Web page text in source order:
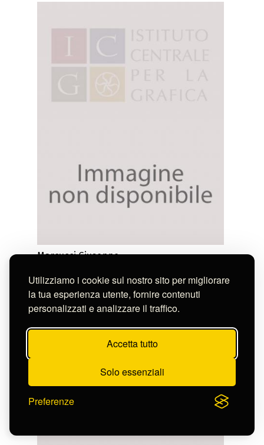
Utilizziamo i cookie sul nostro sito per migliorare
la tua esperienza utente, fornire contenuti
personalizzati e analizzare il traffico.
Accetta tutto
Solo essenziali
Preferenze
Marcucci Giuseppe